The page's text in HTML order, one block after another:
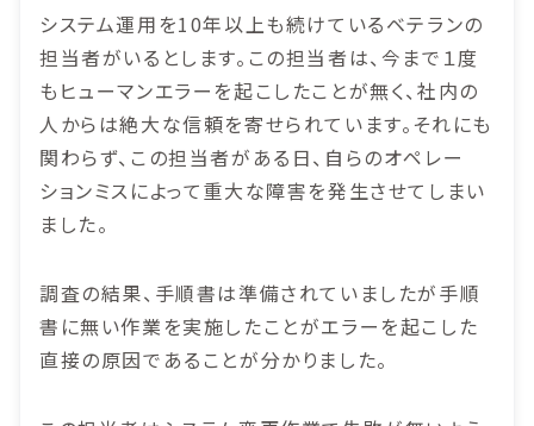
システム運用を10年以上も続けているベテランの
担当者がいるとします。この担当者は、今まで１度
もヒューマンエラーを起こしたことが無く、社内の
人からは絶大な信頼を寄せられています。それにも
関わらず、この担当者がある日、自らのオペレー
ションミスによって重大な障害を発生させてしまい
ました。
調査の結果、手順書は準備されていましたが手順
書に無い作業を実施したことがエラーを起こした
直接の原因であることが分かりました。